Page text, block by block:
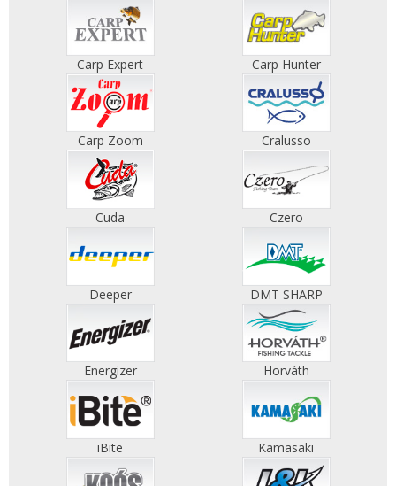
Carp Expert Carp Hunter
Carp Zoom Cralusso
Cuda Czero
Deeper DMT SHARP
Energizer Horváth
iBite Kamasaki